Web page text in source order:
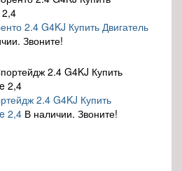
2.4 G4KJ Купить Двигатель
Звоните!
2.4 G4KJ Купить
2,4 В наличии. Звоните!